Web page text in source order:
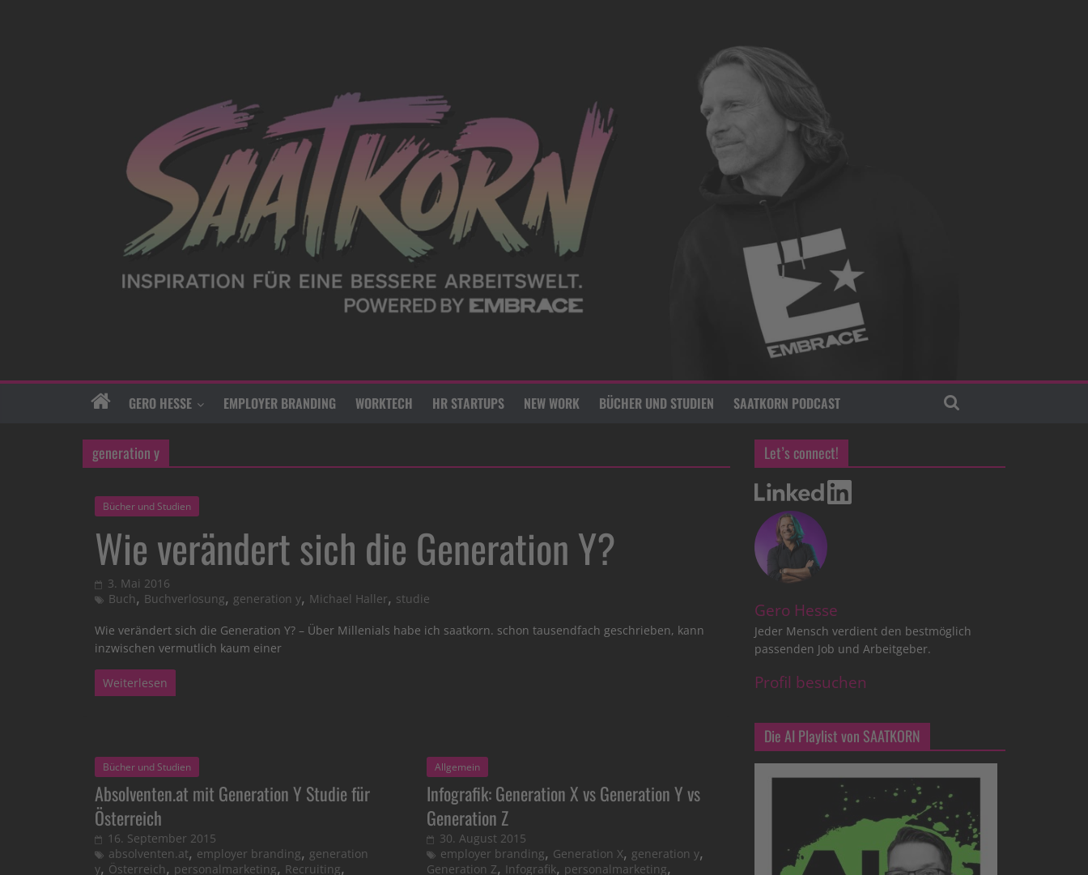
GERO HESSE EMPLOYER BRANDING WORKTECH HR STARTUPS NEW WORK BÜCHER UND STUDIEN SAATKORN PODCAST
generation y
Bücher und Studien
Wie verändert sich die Generation Y?
3. Mai 2016
Buch, Buchverlosung, generation y, Michael Haller, studie
Wie verändert sich die Generation Y? – Über Millenials habe ich saatkorn. schon tausendfach geschrieben, kann
inzwischen vermutlich kaum einer
Weiterlesen
Bücher und Studien
Absolventen.at mit Generation Y Studie für
Österreich
16. September 2015
absolventen.at, employer branding, generation
y, Österreich, personalmarketing, Recruiting,
Allgemein
Infografik: Generation X vs Generation Y vs
Generation Z
30. August 2015
employer branding, Generation X,generation y,
Generation Z, Infografik, personalmarketing,
Let’s connect!
Gero Hesse
Jeder Mensch verdient den bestmöglich
passenden Job und Arbeitgeber.
Profil besuchen
Die AI Playlist von SAATKORN